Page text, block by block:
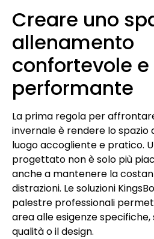
Creare uno
allenamento
confortevole e
performante
La prima regola per
invernale è rendere lo spazio
luogo accogliente e pratico.
progettato non è solo più
anche a mantenere la
distrazioni. Le soluzioni
palestre professionali
area alle esigenze
qualità o il design.